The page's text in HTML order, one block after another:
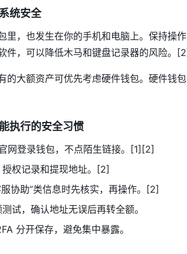
统安全
里，也发生在你的手机和电脑上。保持操
件，可以降低木马和键盘记录器的风险。
的大额资产可优先考虑硬件钱包。硬件钱
执行的安全习惯
网登录钱包，不点陌生链接。[1][2]
权记录和提现地址。[2]
服协助”类信息时先核实，再操作。[2]
试，确认地址无误后再转全额。
分开保存，避免集中暴露。